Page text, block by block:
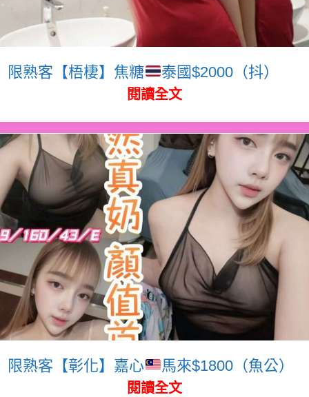
限熟客【梧棲】焦糖 泰國$2000（抖）
閱讀全文
限熟客【彰化】嘉心 馬來$1800（魚公）
閱讀全文